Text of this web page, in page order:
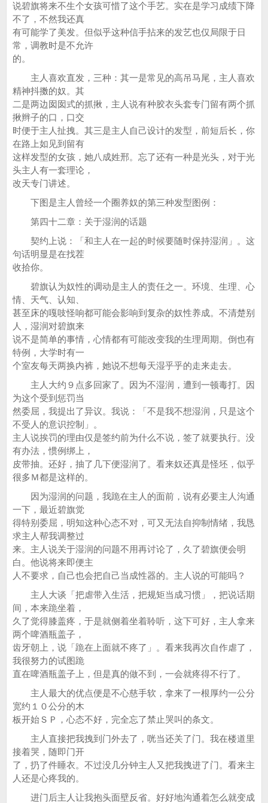
说碧旗将来不生个女孩可惜了这个手艺。实在是学习成绩下降
不了，不然我还真
有可能学了美发。但似乎这种信手拈来的发艺也仅局限于日
常，调教时是不允许
的。
主人喜欢直发，三种：其一是常见的高吊马尾，主人喜欢
精神抖擞的奴。其
二是两边囡囡式的抓揪，主人说有种胶衣头套专门留有两个抓
揪辫子的口，口交
时便于主人扯拽。其三是主人自己设计的发型，前短后长，你
在路上如见到留有
这样发型的女孩，她八成姓邢。忘了还有一种是光头，对于光
头主人有一套理论，
改天专门讲述。
下图是主人曾经一个圈养奴的第三种发型图例：
第四十二章：关于湿润的话题
契约上说：「和主人在一起的时候要随时保持湿润」。这
句话明显是在找茬
收拾你。
碧旗认为奴性的调动是主人的责任之一。环境、生理、心
情、天气、认知、
甚至床的嘎吱怪响都可能会影响到复杂的奴性养成。不清楚别
人，湿润对碧旗来
说不是简单的事情，心情都有可能改变我的生理周期。倒也有
特例，大学时有一
个室友每天两换内裤，她说不想每天湿乎乎的走来走去。
主人大约９点多回家了。因为不湿润，遭到一顿毒打。因
为这个受到惩罚当
然委屈，我提出了异议。我说：「不是我不想湿润，只是这个
不受人的意识控制」。
主人说挨罚的理由仅是签约前为什么不说，签了就要执行。没
有办法，惯例绑上，
皮带抽。还好，抽了几下便湿润了。看来奴还真是怪坯，似乎
很多Ｍ都是这样的。
因为湿润的问题，我跪在主人的面前，说有必要主人沟通
一下，最近碧旗觉
得特别委屈，明知这种心态不对，可又无法自抑制情绪，我恳
求主人帮我调整过
来。主人说关于湿润的问题不用再讨论了，久了碧旗便会明
白。他说将来即便主
人不要求，自己也会把自己当成性器的。主人说的可能吗？
主人大谈「把虐带入生活，把规矩当成习惯」，把说话期
间，本来跪坐着，
久了觉得膝盖疼，于是就侧着坐着聆听，这下可好，主人拿来
两个啤酒瓶盖子，
齿牙朝上，说「跪在上面就不疼了」。看来我再次自作虐了，
我很努力的试图跪
直在啤酒瓶盖子上，但是真的做不到，一会就疼得不行了。
主人最大的优点便是不心慈手软，拿来了一根厚约一公分
宽约１０公分的木
板开始ＳＰ，心态不好，完全忘了禁止哭叫的条文。
主人直接把我拽到门外去了，咣当还关了门。我在楼道里
接着哭，随即门开
了，扔了件睡衣。不过没几分钟主人又把我拽进了门。看来主
人还是心疼我的。
进门后主人让我抱头面壁反省。好好地沟通着怎么就变成